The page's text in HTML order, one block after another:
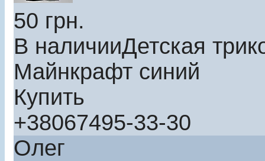
50 грн.
В наличииДетская
Майнкрафт синий
Купить
+38067495-33-30
Олег